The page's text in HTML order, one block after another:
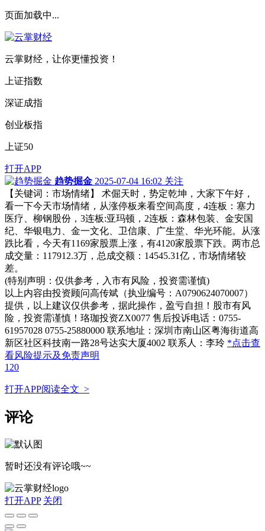
页面加载中...
云掌财经，让你更懂投资！
上证指数
深证成指
创业板指
上证50
打开APP
趋势掘金 2025-07-04 16:02 关注
【关键词：市场情绪】 术倔天时，势定乾坤，大家下午好，
看一下今天市场情绪，从涨停板来看空间高度，4连板：塞力
医疗、柳钢股份，3连板:亚玛顿，2连板：森林包装、金安国
纪、华银电力、金一文化、卫信康、广生堂、华光环能。从涨
跌比看，今天有1169家股票上涨，有4120家股票下跌。两市总
成交量：117912.3万，总成交额：14545.31亿，市场情绪较
差。
(特别声明：仅供参考，入市有风险，投资需谨慎)
以上内容由投资顾问高传斌（执业编号：A0790624070007）
提供，以上建议仅供参考，据此操作，盈亏自担！股市有风
险，投资需谨慎！珞珈投资ZX0077 售后投诉电话：0755-
61957028 0755-25880000 联系地址：深圳市南山区粤海街道高
新区社区科技南一路28号达实大厦4002 联系人：李玲 *点击查
看风险提示及免责声明
120
打开APP阅读全文 >
评论
暂时还没有评论哦~~
打开APP 关闭